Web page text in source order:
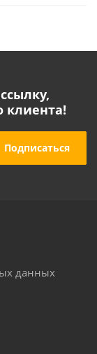
клиента!
данных